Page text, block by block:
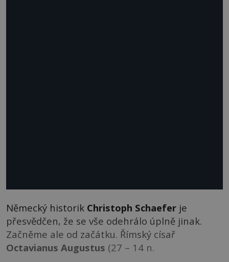
Německý historik Christoph Schaefer je
přesvědčen, že se vše odehrálo úplně jinak.
Začněme ale od začátku. Římský císař
Octavianus Augustus (27 – 14 n.